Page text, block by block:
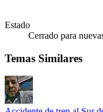
Estado
Cerrado para
Temas Similares